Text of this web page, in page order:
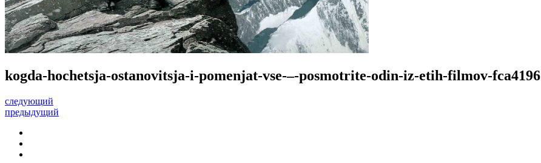
kogda-hochetsja-ostanovitsja-i-pomenjat-vse-‒-posmotrite-odin-iz-etih-filmov-fca4196
следующий
предыдущий